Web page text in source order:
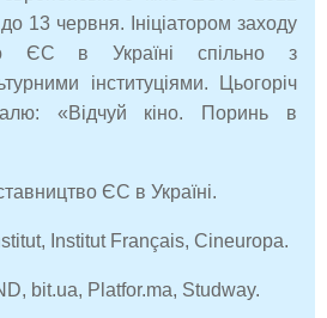
13 червня. Ініціатором заходу
ЄС в Україні спільно з
інституціями. Цьогоріч
«Відчуй кіно. Поринь в
ЄС в Україні.
Institut Français, Cineuropa.
bit.uа, Platfor.ma, Studway.